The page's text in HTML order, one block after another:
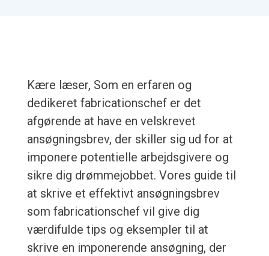
Kære læser, Som en erfaren og
dedikeret fabricationschef er det
afgørende at have en velskrevet
ansøgningsbrev, der skiller sig ud for at
imponere potentielle arbejdsgivere og
sikre dig drømmejobbet. Vores guide til
at skrive et effektivt ansøgningsbrev
som fabricationschef vil give dig
værdifulde tips og eksempler til at
skrive en imponerende ansøgning, der